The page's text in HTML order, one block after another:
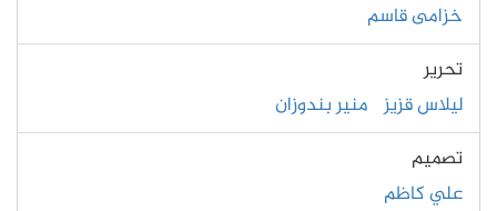
خزامى قاسم
تحرير
ليلاس قزيز منير بندوزان
تصميم
علي كاظم